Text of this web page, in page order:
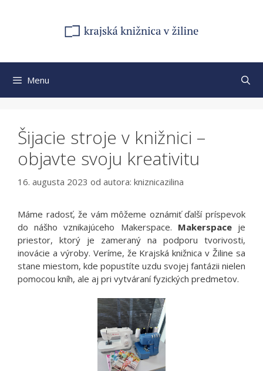
Menu
Šijacie stroje v knižnici –
objavte svoju kreativitu
16. augusta 2023 od autora: kniznicazilina
Máme radosť, že vám môžeme oznámiť ďalší príspevok
do nášho vznikajúceho Makerspace. Makerspaceje
priestor, ktorý je zameraný na podporu tvorivosti,
inovácie a výroby. Veríme, že Krajská knižnica v Žiline sa
stane miestom, kde popustíte uzdu svojej fantázii nielen
pomocou kníh, ale aj pri vytváraní fyzických predmetov.